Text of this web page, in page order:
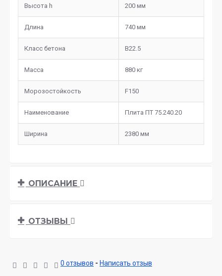
Высота h 200 мм
Длина 740 мм
Класс бетона B22.5
Масса 880 кг
Морозостойкость F150
Наименование Плита ПТ 75.240.20
Ширина 2380 мм
ОПИСАНИЕ
ОТЗЫВЫ
0 отзывов - Написать отзыв